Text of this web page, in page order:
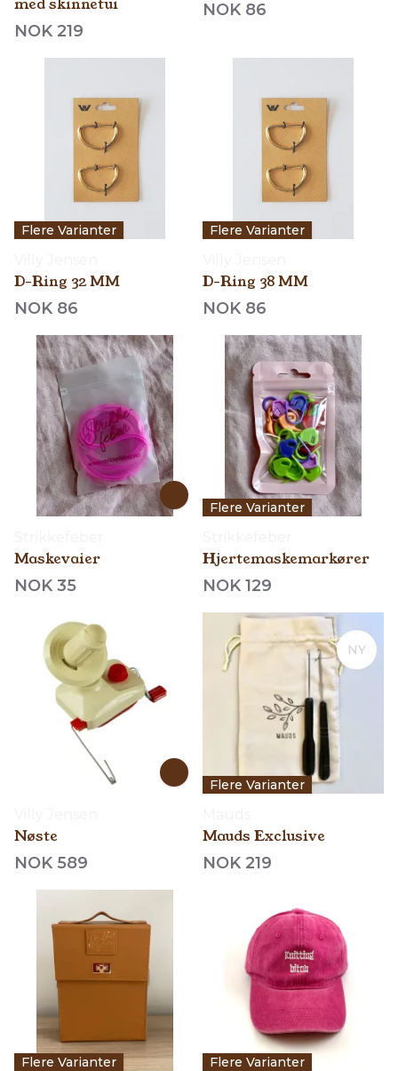
NOK 219
NOK 86
Flere Varianter
D-Ring 32 MM
NOK 86
Flere Varianter
D-Ring 38 MM
NOK 86
Maskevaier
NOK 35
Flere Varianter
Hjertemaskemarkører
NOK 129
Nøste
NOK 589
NY
Flere Varianter
Mauds Exclusive
NOK 219
Flere Varianter Flere Varianter